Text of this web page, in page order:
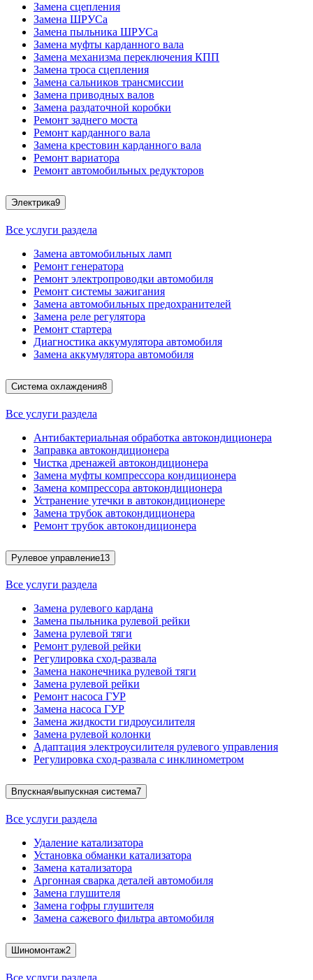
Замена сцепления
Замена ШРУСа
Замена пыльника ШРУСа
Замена муфты карданного вала
Замена механизма переключения КПП
Замена троса сцепления
Замена сальников трансмиссии
Замена приводных валов
Замена раздаточной коробки
Ремонт заднего моста
Ремонт карданного вала
Замена крестовин карданного вала
Ремонт вариатора
Ремонт автомобильных редукторов
Электрика9
Все услуги раздела
Замена автомобильных ламп
Ремонт генератора
Ремонт электропроводки автомобиля
Ремонт системы зажигания
Замена автомобильных предохранителей
Замена реле регулятора
Ремонт стартера
Диагностика аккумулятора автомобиля
Замена аккумулятора автомобиля
Система охлаждения8
Все услуги раздела
Антибактериальная обработка автокондиционера
Заправка автокондиционера
Чистка дренажей автокондиционера
Замена муфты компрессора кондиционера
Замена компрессора автокондиционера
Устранение утечки в автокондиционере
Замена трубок автокондиционера
Ремонт трубок автокондиционера
Рулевое управление13
Все услуги раздела
Замена рулевого кардана
Замена пыльника рулевой рейки
Замена рулевой тяги
Ремонт рулевой рейки
Регулировка сход-развала
Замена наконечника рулевой тяги
Замена рулевой рейки
Ремонт насоса ГУР
Замена насоса ГУР
Замена жидкости гидроусилителя
Замена рулевой колонки
Адаптация электроусилителя рулевого управления
Регулировка сход-развала с инклинометром
Впускная/выпускная система7
Все услуги раздела
Удаление катализатора
Установка обманки катализатора
Замена катализатора
Аргонная сварка деталей автомобиля
Замена глушителя
Замена гофры глушителя
Замена сажевого фильтра автомобиля
Шиномонтаж2
Все услуги раздела